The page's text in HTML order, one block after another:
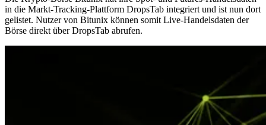
in die Markt-Tracking-Plattform DropsTab integriert und ist nun dort
gelistet. Nutzer von Bitunix können somit Live-Handelsdaten der
Börse direkt über DropsTab abrufen.